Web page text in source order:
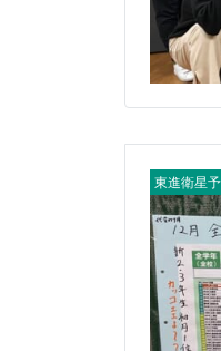
東進衛星